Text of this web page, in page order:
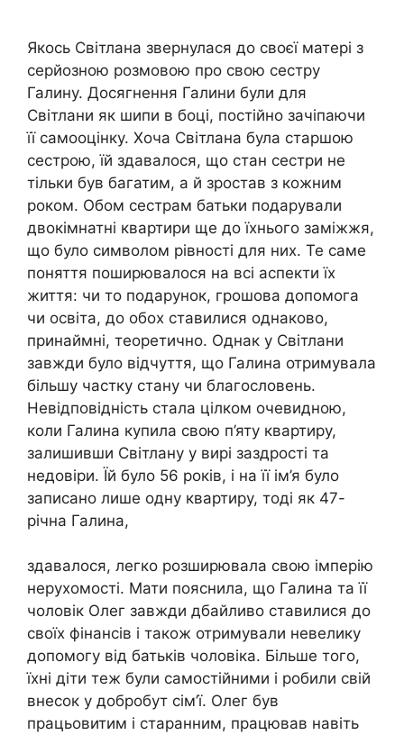
Якось Світлана звернулася до своєї матері з
серйозною розмовою про свою сестру
Галину. Досягнення Галини були для
Світлани як шипи в боці, постійно зачіпаючи
її самооцінку. Хоча Світлана була старшою
сестрою, їй здавалося, що стан сестри не
тільки був багатим, а й зростав з кожним
роком. Обом сестрам батьки подарували
двокімнатні квартири ще до їхнього заміжжя,
що було символом рівності для них. Те саме
поняття поширювалося на всі аспекти їх
життя: чи то подарунок, грошова допомога
чи освіта, до обох ставилися однаково,
принаймні, теоретично. Однак у Світлани
завжди було відчуття, що Галина отримувала
більшу частку стану чи благословень.
Невідповідність стала цілком очевидною,
коли Галина купила свою п’яту квартиру,
залишивши Світлану у вирі заздрості та
недовіри. Їй було 56 років, і на її ім’я було
записано лише одну квартиру, тоді як 47-
річна Галина,
здавалося, легко розширювала свою імперію
нерухомості. Мати пояснила, що Галина та її
чоловік Олег завжди дбайливо ставилися до
своїх фінансів і також отримували невелику
допомогу від батьків чоловіка. Більше того,
їхні діти теж були самостійними і робили свій
внесок у добробут сім’ї. Олег був
працьовитим і старанним, працював навіть